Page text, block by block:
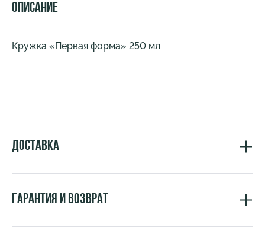
Описание
Кружка «Первая форма» 250 мл
Доставка
Гарантия и возврат